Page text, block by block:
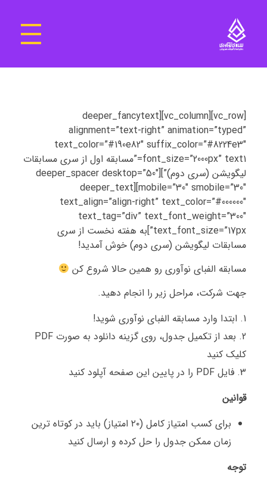
[vc_row][vc_column][deeper_fancytext
alignment=”text-right” animation=”typed”
text_color=”#190e82″ suffix_color=”#8224e3″
font_size=”2000px” text1=”مسابقه اول از سری مسابقات
لیگویشن (سری دوم)”][deeper_spacer desktop=”50″
mobile=”30″ smobile=”30″][deeper_text
text_align=”align-right” text_color=”#000000″
text_tag=”div” text_font_weight=”300″
text_font_size=”17px”]به هفته نخست از سری
مسابقات لیگویشن (سری دوم) خوش آمدید!
مسابقه الفبای نوآوری رو همین حالا شروع کن
جهت شرکت، مراحل زیر را انجام دهید.
ابتدا وارد مسابقه الفبای نوآوری شوید!
بعد از تکمیل جدول، روی گزینه دانلود به صورت PDF
کلیک کنید
فایل PDF را در پایین این صفحه آپلود کنید
قوانین
برای کسب امتیاز کامل (۲۰ امتیاز) باید در کوتاه ترین
زمان ممکن جدول را حل کرده و ارسال کنید
توجه